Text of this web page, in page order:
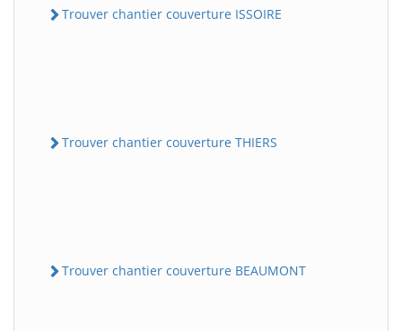
Trouver chantier couverture ISSOIRE
Trouver chantier couverture THIERS
Trouver chantier couverture BEAUMONT